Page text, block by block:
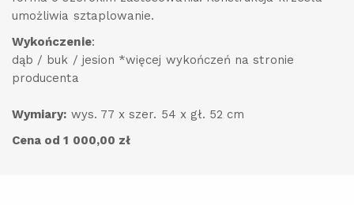
umożliwia sztaplowanie.
Wykończenie:
dąb / buk / jesion *więcej wykończeń na stronie
producenta
Wymiary: wys. 77 x szer. 54 x gł. 52 cm
Cena od 1 000,00 zł